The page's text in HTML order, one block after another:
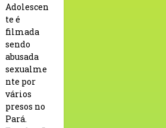
Adolescen
te é
filmada
sendo
abusada
sexualme
nte por
vários
presos no
Pará.